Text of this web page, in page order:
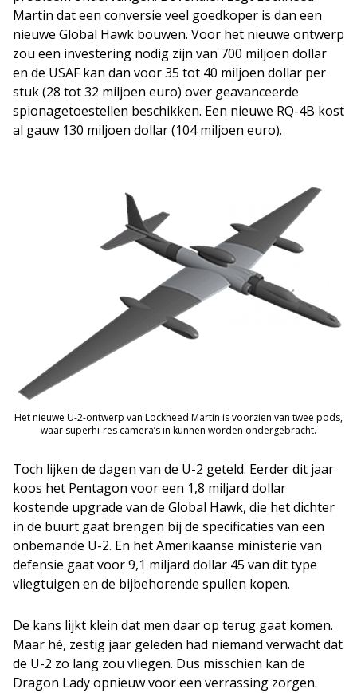
Martin dat een conversie veel goedkoper is dan een
nieuwe Global Hawk bouwen. Voor het nieuwe ontwerp
zou een investering nodig zijn van 700 miljoen dollar
en de USAF kan dan voor 35 tot 40 miljoen dollar per
stuk (28 tot 32 miljoen euro) over geavanceerde
spionagetoestellen beschikken. Een nieuwe RQ-4B kost
al gauw 130 miljoen dollar (104 miljoen euro).
Het nieuwe U-2-ontwerp van Lockheed Martin is voorzien van twee pods,
waar superhi-res camera’s in kunnen worden ondergebracht.
Toch lijken de dagen van de U-2 geteld. Eerder dit jaar
koos het Pentagon voor een 1,8 miljard dollar
kostende upgrade van de Global Hawk, die het dichter
in de buurt gaat brengen bij de specificaties van een
onbemande U-2. En het Amerikaanse ministerie van
defensie gaat voor 9,1 miljard dollar 45 van dit type
vliegtuigen en de bijbehorende spullen kopen.
De kans lijkt klein dat men daar op terug gaat komen.
Maar hé, zestig jaar geleden had niemand verwacht dat
de U-2 zo lang zou vliegen. Dus misschien kan de
Dragon Lady opnieuw voor een verrassing zorgen.